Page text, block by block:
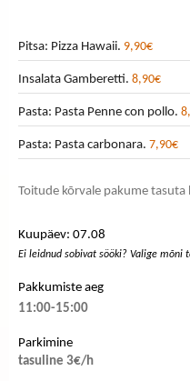
Pitsa: Pizza Hawaii. 9,90€
Insalata Gamberetti. 8,90€
Pasta: Pasta Penne con pollo.
Pasta: Pasta carbonara. 7,90€
Toitude kõrvale pakume tasuta
Kuupäev: 07.08
Ei leidnud sobivat sööki? Valige mõni
Pakkumiste aeg
11:00-15:00
Parkimine
tasuline 3€/h